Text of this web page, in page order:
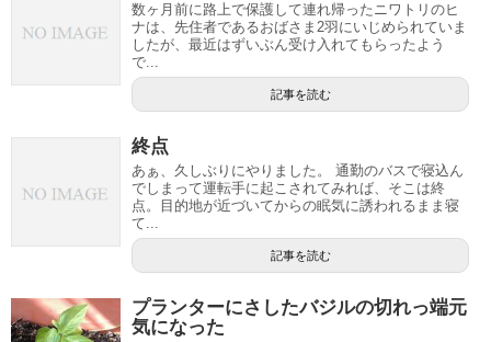
数ヶ月前に路上で保護して連れ帰ったニワトリのヒ
ナは、先住者であるおばさま2羽にいじめられていま
したが、最近はずいぶん受け入れてもらったよう
で...
記事を読む
終点
あぁ、久しぶりにやりました。 通勤のバスで寝込ん
でしまって運転手に起こされてみれば、そこは終
点。目的地が近づいてからの眠気に誘われるまま寝
て...
記事を読む
プランターにさしたバジルの切れっ端元
気になった